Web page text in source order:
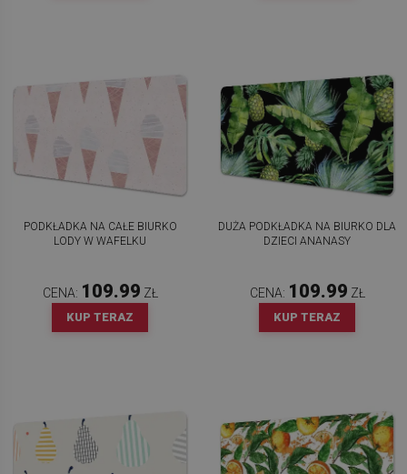
PODKŁADKA NA CAŁE BIURKO
LODY W WAFELKU
CENA: 109.99 ZŁ
KUP TERAZ
DUŻA PODKŁADKA NA BIURKO DLA
DZIECI ANANASY
CENA: 109.99 ZŁ
KUP TERAZ